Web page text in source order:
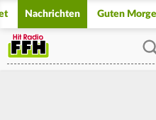
Nachrichten Guten